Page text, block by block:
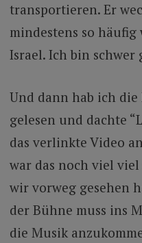
transportieren. Er
mindestens so
Israel. Ich bin schwer
Und dann hab ich
gelesen und dachte
das verlinkte Video
war das noch viel viel
wir vorweg gesehen
der Bühne muss ins
die Musik